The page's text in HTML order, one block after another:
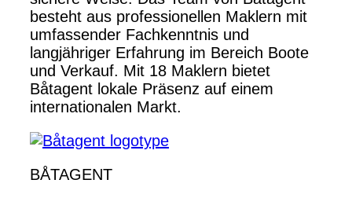
besteht aus professionellen Maklern mit
umfassender Fachkenntnis und
langjähriger Erfahrung im Bereich Boote
und Verkauf. Mit 18 Maklern bietet
Båtagent lokale Präsenz auf einem
internationalen Markt.
BÅTAGENT